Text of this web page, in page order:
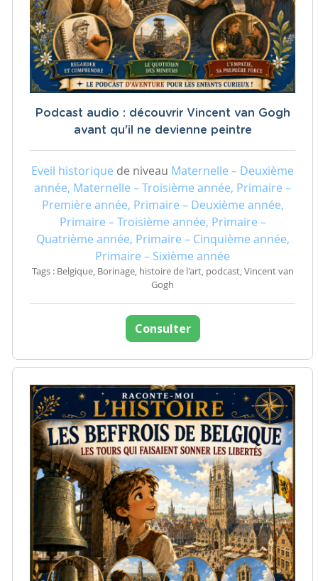
Podcast audio : découvrir Vincent van Gogh
avant qu'il ne devienne peintre
Eveil historique de niveau Maternelle – Deuxième
année, Maternelle – Troisième année, Primaire –
Première année, Primaire – Deuxième année,
Primaire – Troisième année, Primaire –
Quatrième année, Primaire – Cinquième année,
Primaire – Sixième année
Tags : Belgique, Borinage, histoire de l'art, podcast, Vincent van
Gogh
Consulter